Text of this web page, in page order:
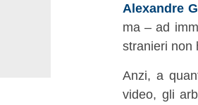
Alexandre
ma – ad
stranieri non
Anzi, a
video, gli